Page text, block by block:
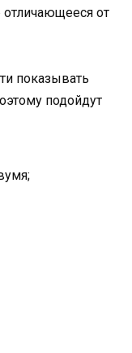
от
показывать
подойдут